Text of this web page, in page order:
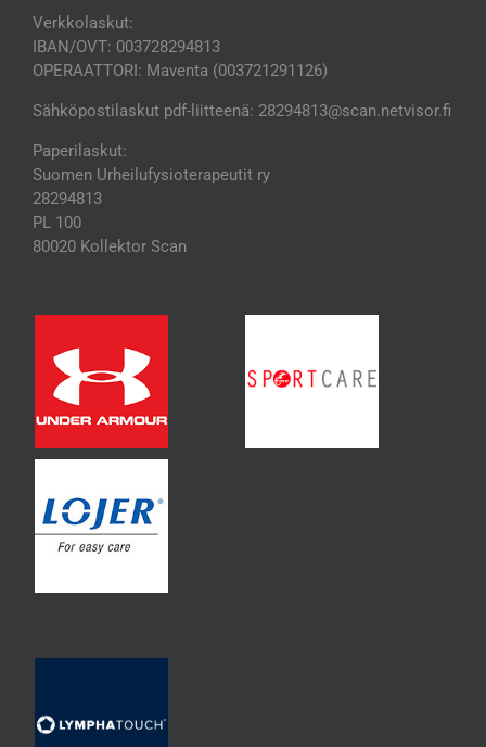
Verkkolaskut:
IBAN/OVT: 003728294813
OPERAATTORI: Maventa (003721291126)
Sähköpostilaskut pdf-liitteenä: 28294813@scan.netvisor.fi
Paperilaskut:
Suomen Urheilufysioterapeutit ry
28294813
PL 100
80020 Kollektor Scan